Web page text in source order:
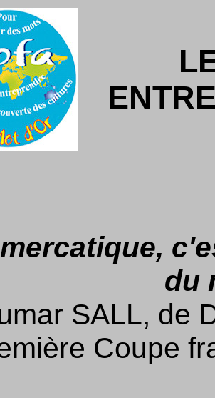
du
SALL, de
Coupe